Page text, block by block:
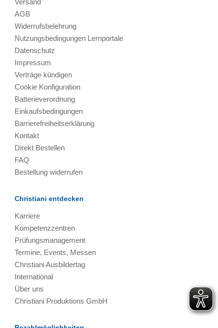
Versand
AGB
Widerrufsbelehrung
Nutzungsbedingungen Lernportale
Datenschutz
Impressum
Verträge kündigen
Cookie Konfiguration
Batterieverordnung
Einkaufsbedingungen
Barrierefreiheitserklärung
Kontakt
Direkt Bestellen
FAQ
Bestellung widerrufen
Christiani entdecken
Karriere
Kompetenzzentren
Prüfungsmanagement
Termine, Events, Messen
Christiani Ausbildertag
International
Über uns
Christiani Produktions GmbH